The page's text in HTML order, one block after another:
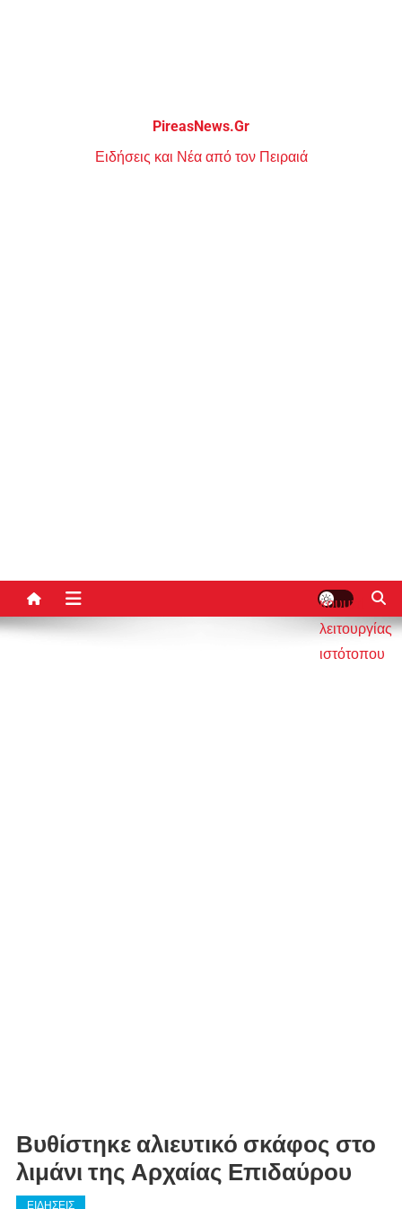
PireasNews.Gr
Ειδήσεις και Νέα από τον Πειραιά
κουμπί
λειτουργίας
ιστότοπου
Βυθίστηκε αλιευτικό σκάφος στο
λιμάνι της Αρχαίας Επιδαύρου
ΕΙΔΗΣΕΙΣ